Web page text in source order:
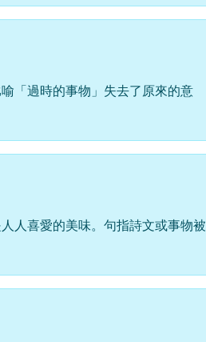
「過時的事物」失去了原來的意
人喜愛的美味。句指詩文或事物被